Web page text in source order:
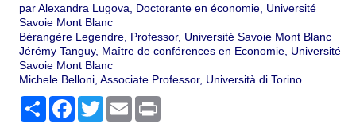
par Alexandra Lugova, Doctorante en économie, Université
Savoie Mont Blanc
Bérangère Legendre, Professor, Université Savoie Mont Blanc
Jérémy Tanguy, Maître de conférences en Economie, Université
Savoie Mont Blanc
Michele Belloni, Associate Professor, Università di Torino
PartagerFacebook
TwitterEmail